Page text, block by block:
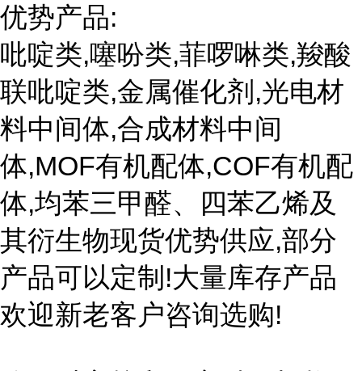
优势产品:
吡啶类,噻吩类,菲啰啉类,羧酸
联吡啶类,金属催化剂,光电材
料中间体,合成材料中间
体,MOF有机配体,COF有机配
体,均苯三甲醛、四苯乙烯及
其衍生物现货优势供应,部分
产品可以定制!大量库存产品
欢迎新老客户咨询选购!